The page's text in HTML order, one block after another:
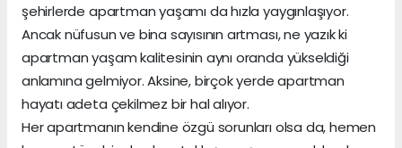
şehirlerde apartman yaşamı da hızla yaygınlaşıyor.
Ancak nüfusun ve bina sayısının artması, ne yazık ki
apartman yaşam kalitesinin aynı oranda yükseldiği
anlamına gelmiyor. Aksine, birçok yerde apartman
hayatı adeta çekilmez bir hal alıyor.
Her apartmanın kendine özgü sorunları olsa da, hemen